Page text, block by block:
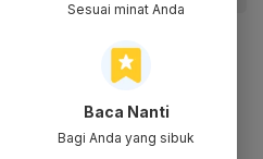
Sesuai minat Anda
Baca Nanti
Bagi Anda yang sibuk